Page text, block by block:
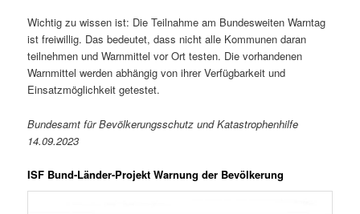
Wichtig zu wissen ist: Die Teilnahme am Bundesweiten Warntag
ist freiwillig. Das bedeutet, dass nicht alle Kommunen daran
teilnehmen und Warnmittel vor Ort testen. Die vorhandenen
Warnmittel werden abhängig von ihrer Verfügbarkeit und
Einsatzmöglichkeit getestet.
Bundesamt für Bevölkerungsschutz und Katastrophenhilfe
14.09.2023
ISF Bund-Länder-Projekt Warnung der Bevölkerung